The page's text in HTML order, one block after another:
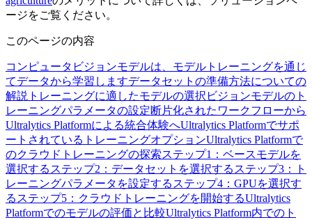
ージをご覧ください。
このページの内容
コンピュータビジョンモデルは、モデルトレーニングを通じ
てデータから学習しますデータセットの準備方法についての
解説 トレーニングに適したモデルの選択 ビジョンモデルのト
レーニングパラメータの設定断片化されたワークフローから
Ultralytics Platformによる統合体験へUltralytics Platformでサポ
ートされているトレーニングオプションUltralytics Platformで
のクラウドトレーニングの探索ステップ1：ベースモデルを
選択する ステップ2：データセットを選択する ステップ3：ト
レーニングパラメータを設定する ステップ4：GPUを選択す
る ステップ5：クラウドトレーニングを開始するUltralytics
Platformでのモデルの評価と比較Ultralytics Platform内でのト